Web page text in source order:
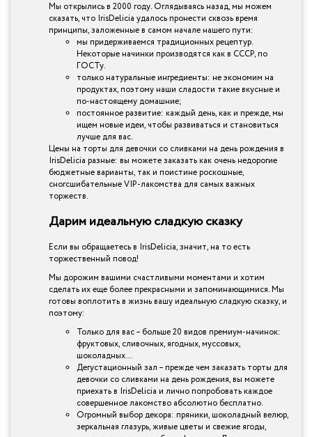
Мы открылись в 2000 году. Оглядываясь назад, мы можем
сказать, что IrisDelicia удалось пронести сквозь время
принципы, заложенные в самом начале нашего пути:
мы придерживаемся традиционных рецептур.
Некоторые начинки производятся как в СССР, по
ГОСТу.
только натуральные ингредиенты: не экономим на
продуктах, поэтому наши сладости такие вкусные и
по-настоящему домашние;
постоянное развитие: каждый день, как и прежде, мы
ищем новые идеи, чтобы развиваться и становиться
лучше для вас.
Цены на торты для девочки со сливками на день рождения в
IrisDelicia разные: вы можете заказать как очень недорогие
бюджетные варианты, так и поистине роскошные,
сногсшибательные VIP-лакомства для самых важных
торжеств.
Дарим идеальную сладкую сказку
Если вы обращаетесь в IrisDelicia, значит, на то есть
торжественный повод!
Мы дорожим вашими счастливыми моментами и хотим
сделать их еще более прекрасными и запоминающимися. Мы
готовы воплотить в жизнь вашу идеальную сладкую сказку, и
поэтому:
Только для вас – больше 20 видов премиум-начинок:
фруктовых, сливочных, ягодных, муссовых,
шоколадных…
Дегустационный зал – прежде чем заказать торты для
девочки со сливками на день рождения, вы можете
приехать в IrisDelicia и лично попробовать каждое
совершенное лакомство абсолютно бесплатно.
Огромный выбор декора: пряники, шоколадный велюр,
зеркальная глазурь, живые цветы и свежие ягоды,